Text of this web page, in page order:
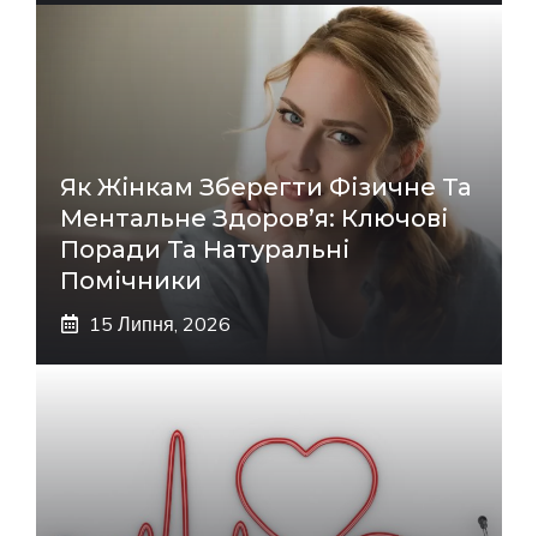
Як Жінкам Зберегти Фізичне Та
Ментальне Здоров’я: Ключові
Поради Та Натуральні
Помічники
15 Липня, 2026